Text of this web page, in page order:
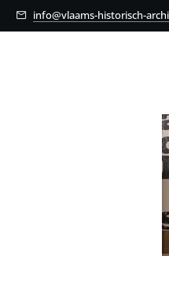
info@vlaams-historisch-